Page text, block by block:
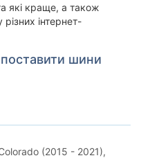
які краще, а також
інтернет-
шини
(2015 - 2021),